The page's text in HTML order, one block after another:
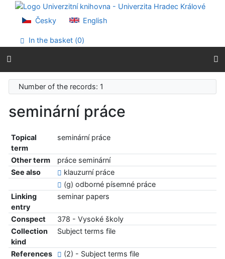
Go to content
Go to menu
Accessibility declaration
Česky English
In the basket (0)
Number of the records: 1
seminární práce
Topical
term
seminární práce
Other term
práce seminární
See also
klauzurní práce
(g) odborné písemné práce
Linking
entry
seminar papers
Conspect
378 - Vysoké školy
Collection
kind
Subject terms file
References
(2) - Subject terms file